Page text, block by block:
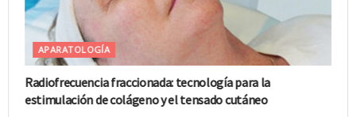
APARATOLOGÍA
Radiofrecuencia fraccionada: tecnología para la
estimulación de colágeno y el tensado cutáneo